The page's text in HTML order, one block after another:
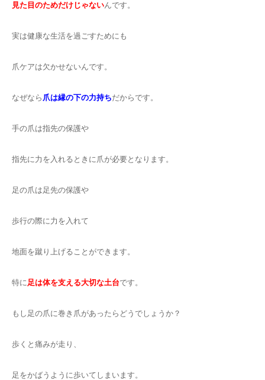
見た目のためだけじゃないんです。
実は健康な生活を過ごすためにも
爪ケアは欠かせないんです。
なぜなら 爪は縁の下の力持ちだからです。
手の爪は指先の保護や
指先に力を入れるときに爪が必要となります。
足の爪は足先の保護や
歩行の際に力を入れて
地面を蹴り上げることができます。
特に足は体を支える大切な土台です。
もし足の爪に巻き爪があったらどうでしょうか？
歩くと痛みが走り、
足をかばうように歩いてしまいます。